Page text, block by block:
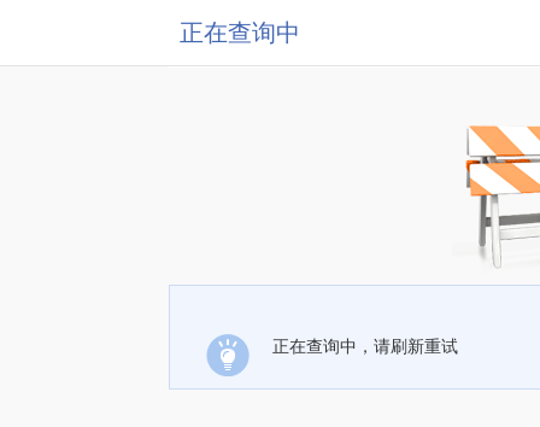
正在查询中
正在查询中，请刷新重试